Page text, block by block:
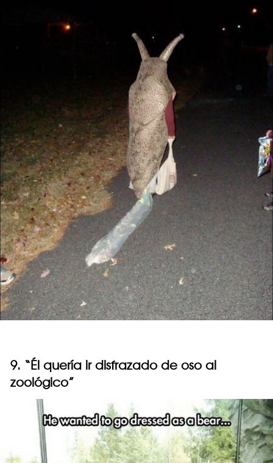
9. “Él quería ir disfrazado de oso al
zoológico”